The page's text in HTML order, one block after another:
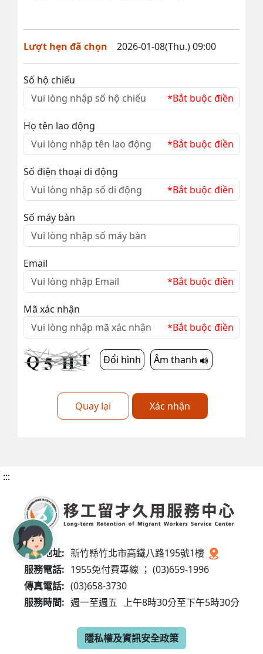
Lượt hẹn đã chọn 2026-01-08(Thu.) 09:00
Số hộ chiếu
*Bắt buộc điền
Họ tên lao động
*Bắt buộc điền
Số điện thoại di động
*Bắt buộc điền
Số máy bàn
Email
*Bắt buộc điền
Mã xác nhận
*Bắt buộc điền
Đổi hình Âm thanh
Quay lại Xác nhận
:::
服務地址: 新竹縣竹北市高鐵八路195號1樓
服務電話: 1955免付費專線 ； (03)659-1996
傳真電話: (03)658-3730
服務時間: 週一至週五 上午8時30分至下午5時30分
隱私權及資訊安全政策